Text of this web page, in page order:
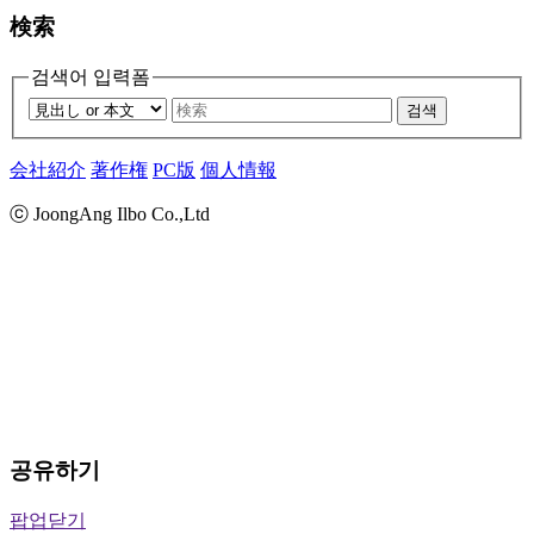
検索
검색어 입력폼
검색
会社紹介 著作権 PC版 個人情報
ⓒ JoongAng Ilbo Co.,Ltd
공유하기
팝업닫기